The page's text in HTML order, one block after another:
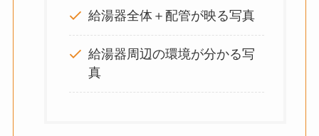
給湯器全体＋配管が映る写真
給湯器周辺の環境が分かる写
真